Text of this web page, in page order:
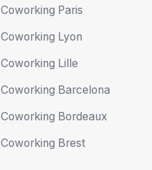
Coworking Paris
Coworking Lyon
Coworking Lille
Coworking Barcelona
Coworking Bordeaux
Coworking Brest